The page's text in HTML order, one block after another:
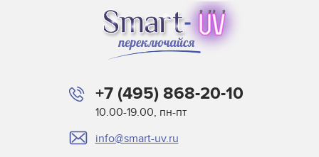
+7 (495) 868-20-10
10.00-19.00, пн-пт
info@smart-uv.ru